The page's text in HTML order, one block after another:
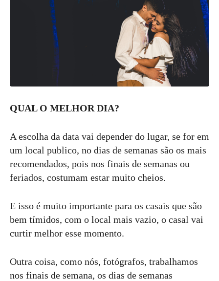
QUAL O MELHOR DIA?
A escolha da data vai depender do lugar, se for em
um local publico, no dias de semanas são os mais
recomendados, pois nos finais de semanas ou
feriados, costumam estar muito cheios.
E isso é muito importante para os casais que são
bem tímidos, com o local mais vazio, o casal vai
curtir melhor esse momento.
Outra coisa, como nós, fotógrafos, trabalhamos
nos finais de semana, os dias de semanas